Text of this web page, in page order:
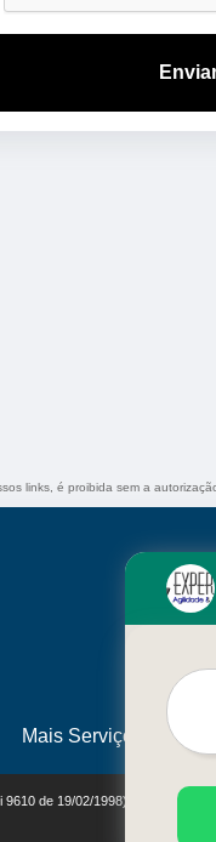
links, é proibida sem a
Mais Serviços
de 19/02/1998)